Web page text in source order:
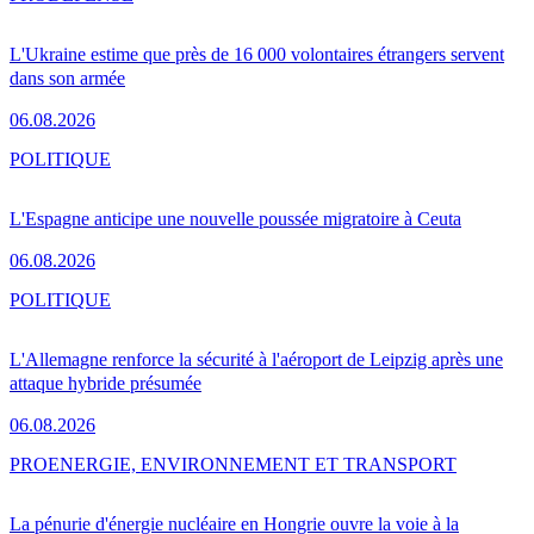
L'Ukraine estime que près de 16 000 volontaires étrangers servent
dans son armée
06.08.2026
L'Espagne anticipe une nouvelle poussée migratoire à Ceuta
06.08.2026
POLITIQUE
L'Allemagne renforce la sécurité à l'aéroport de Leipzig après une
attaque hybride présumée
06.08.2026
POLITIQUE
La pénurie d'énergie nucléaire en Hongrie ouvre la voie à la
PROENERGIE, ENVIRONNEMENT ET TRANSPORT